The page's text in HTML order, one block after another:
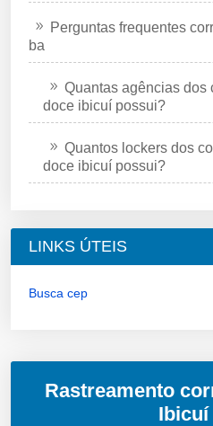
Perguntas frequentes
ba
Quantas agências dos
doce ibicuí possui?
Quantos lockers dos
doce ibicuí possui?
LINKS ÚTEIS
Busca cep
Rastreamento
Ibicuí